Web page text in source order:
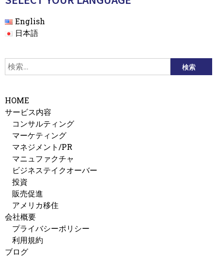
ゲ
ー
シ
ョ
ン
English
日本語
検
索:
HOME
サービス内容
コンサルティング
マーケティング
マネジメント/PR
マニュファクチャ
ビジネステイクオーバー
投資
販売促進
アメリカ移住
会社概要
プライバシーポリシー
利用規約
ブログ